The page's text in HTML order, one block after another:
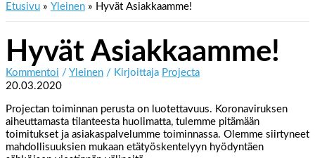
Etusivu Yleinen Hyvät Asiakkaamme!
Hyvät Asiakkaamme!
Kommentoi / Yleinen / Kirjoittaja Projecta
20.03.2020
Projectan toiminnan perusta on luotettavuus. Koronaviruksen
aiheuttamasta tilanteesta huolimatta, tulemme pitämään
toimitukset ja asiakaspalvelumme toiminnassa. Olemme siirtyneet
mahdollisuuksien mukaan etätyöskentelyyn hyödyntäen